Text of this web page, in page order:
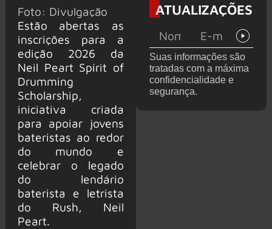
Foto: Divulgação
Estão abertas as
inscrições para a
edição 2026 da
Neil Peart Spirit of
Drumming
Scholarship,
iniciativa criada
para apoiar jovens
bateristas ao redor
do mundo e
celebrar o legado
do lendário
baterista e letrista
do Rush, Neil
Peart.
‘Green Day
TV’ é
YouTube
ATUALIZAÇÕES
Suas informações são
tratadas com a máxima
confidencialidade e
segurança.